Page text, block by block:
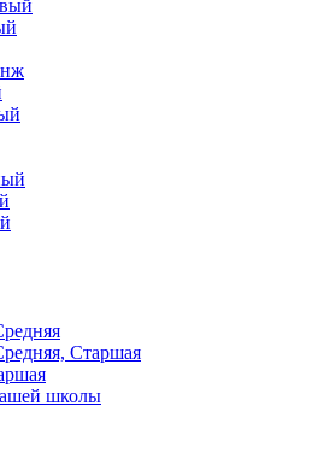
Старшая
школы